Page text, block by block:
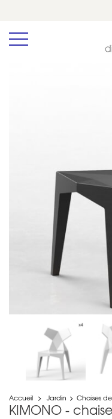
Accueil > Jardin > Chaises
KIMONO -